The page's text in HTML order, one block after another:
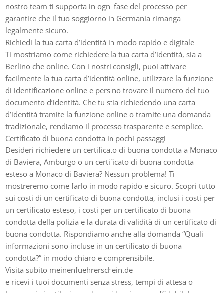
nostro team ti supporta in ogni fase del processo per
garantire che il tuo soggiorno in Germania rimanga
legalmente sicuro.
Richiedi la tua carta d’identità in modo rapido e digitale
Ti mostriamo come richiedere la tua carta d’identità, sia a
Berlino che online. Con i nostri consigli, puoi attivare
facilmente la tua carta d’identità online, utilizzare la funzione
di identificazione online e persino trovare il numero del tuo
documento d’identità. Che tu stia richiedendo una carta
d’identità tramite la funzione online o tramite una domanda
tradizionale, rendiamo il processo trasparente e semplice.
Certificato di buona condotta in pochi passaggi
Desideri richiedere un certificato di buona condotta a Monaco
di Baviera, Amburgo o un certificato di buona condotta
esteso a Monaco di Baviera? Nessun problema! Ti
mostreremo come farlo in modo rapido e sicuro. Scopri tutto
sui costi di un certificato di buona condotta, inclusi i costi per
un certificato esteso, i costi per un certificato di buona
condotta della polizia e la durata di validità di un certificato di
buona condotta. Rispondiamo anche alla domanda “Quali
informazioni sono incluse in un certificato di buona
condotta?” in modo chiaro e comprensibile.
Visita subito meinenfuehrerschein.de
e ricevi i tuoi documenti senza stress, tempi di attesa o